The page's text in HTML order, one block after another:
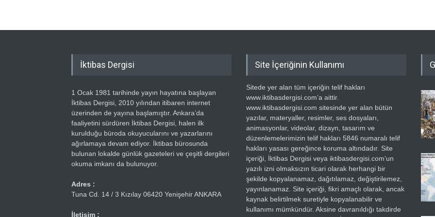
İktibas Dergisi
1 Ocak 1981 tarihinde yayın hayatına başlayan
İktibas Dergisi, 2010 yılından itibaren internet
üzerinden de yayına başlamıştır. Ankara’da
faaliyetini sürdüren İktibas Dergisi, halen ilk
kurulduğu büroda okuyucularını ve yazarlarını
ağırlamaya devam ediyor. İktibas bürosunda
bulunan lokalde günlük gazeteleri ve çeşitli dergileri
okuma imkanı da bulunuyor.
Adres :
Tuna Cd. 14 / 3 Kızılay 06420 Yenişehir ANKARA
İletişim :
Site İçeriğinin Kullanımı
Sitede yer alan tüm içeriğin telif hakları
www.iktibasdergisi.com’a aittir.
www.iktibasdergisi.com sitesinde yer alan bütün
yazılar, materyaller, resimler, ses dosyaları,
animasyonlar, videolar, dizayn, tasarım ve
düzenlemelerimizin telif hakları 5846 numaralı telif
hakları yasası gereğince koruma altındadır. Site
içeriği, İktibas Dergisi veya iktibasdergisi.com’un
yazılı izni olmaksızın ticari olarak herhangi bir
şekilde kopyalanamaz, dağıtılamaz, değiştirilemez,
yayınlanamaz. Site içeriği, fikri amaçlı olarak, ancak
kaynak belirtilmek suretiyle kopyalanabilir ve
kullanımı mümkündür. Aksine davranıldığı takdirde